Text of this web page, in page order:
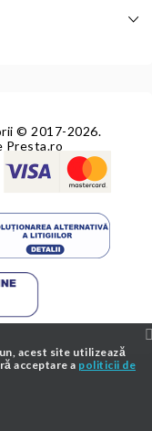
© 2017-2026.
Presta.ro
acest site utilizează
acceptare a politicii de